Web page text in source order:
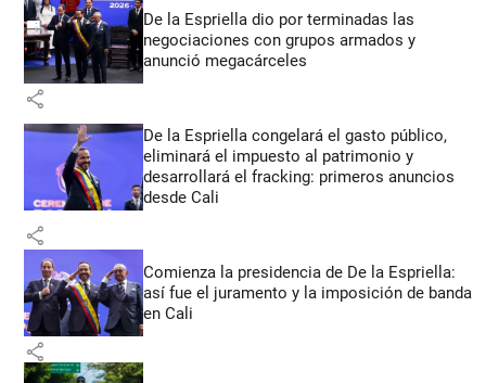
De la Espriella dio por terminadas las
negociaciones con grupos armados y
anunció megacárceles
share
De la Espriella congelará el gasto público,
eliminará el impuesto al patrimonio y
desarrollará el fracking: primeros anuncios
desde Cali
share
Comienza la presidencia de De la Espriella:
así fue el juramento y la imposición de banda
en Cali
share